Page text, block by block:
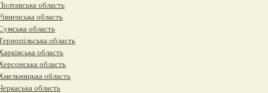
область
область
область
область
область
область
область
область